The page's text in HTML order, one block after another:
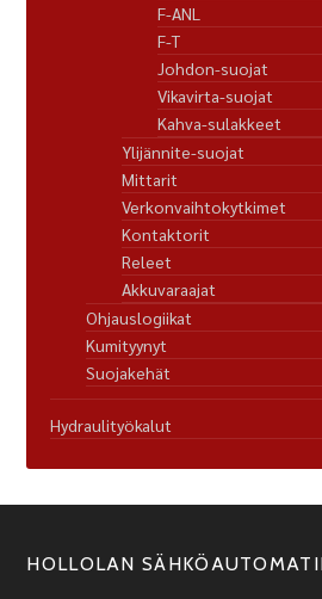
F-ANL
F-T
Johdon-suojat
Vikavirta-suojat
Kahva-sulakkeet
Ylijännite-suojat
Mittarit
Verkonvaihtokytkimet
Kontaktorit
Releet
Akkuvaraajat
Ohjauslogiikat
Kumityynyt
Suojakehät
Hydraulityökalut
HOLLOLAN